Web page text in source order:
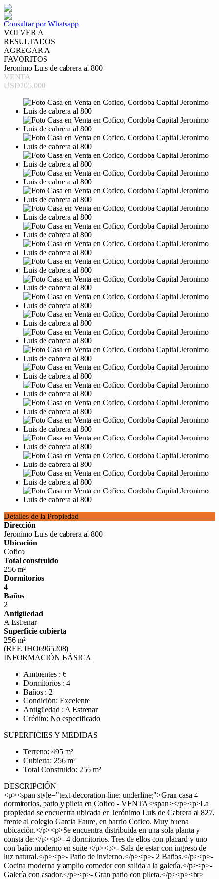
Consultar por Whatsapp
VOLVER A
RESULTADOS
AGREGAR A
FAVORITOS
Jeronimo Luis de cabrera al 800
VENTA
USD205.000
Detalles de la Propiedad
Dirección
Jeronimo Luis de cabrera al 800
Ubicación
Cofico
Total construido
256 m²
Dormitorios
4
Baños
2
Antigüedad
A Estrenar
Superficie cubierta
256 m²
(REF. IHO6965208)
INFORMACIÓN BÁSICA
Ambientes : 6
Dormitorios : 4
Baños : 2
Condición: Excelente
Antigüedad : A Estrenar
Crédito: No especificado
SUPERFICIES Y MEDIDAS
Terreno: 495 m²
Cubierta: 256 m²
Total Construido: 256 m²
DESCRIPCIÓN
<p><span style="text-decoration-line: underline;">Gran casa 4
dormitorios, patio y pileta en Cofico - VENTA</span></p><p>La
propiedad se encuentra ubicada en Jerónimo Luis de Cabrera al 827,
frente al colegio Garcia Faure, en barrio Cofico. Muy buena
ubicación.</p><p>Se encuentra distribuida en una sola planta y
consta de:</p><p>- 4 dormitorios. Tres de ellos con placard y uno
con baño moderno en suite.</p><p>- Sala de estar con ingreso de
luz natural.</p><p>- Patio de invierno.</p><p>- 2 Baños.</p><p>-
Cocina moderna y amplio comedor con salida a la galería.</p><p>-
Galería con asador.</p><p>- Gran patio con pileta.</p><p><br>